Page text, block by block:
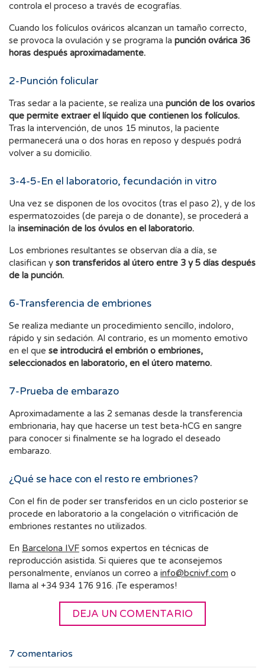
controla el proceso a través de ecografías.
Cuando los folículos ováricos alcanzan un tamaño correcto,
se provoca la ovulación y se programa la punción ovárica 36
horas después aproximadamente.
2-Punción folicular
Tras sedar a la paciente, se realiza una punción de los ovarios
que permite extraer el líquido que contienen los folículos.
Tras la intervención, de unos 15 minutos, la paciente
permanecerá una o dos horas en reposo y después podrá
volver a su domicilio.
3-4-5-En el laboratorio, fecundación in vitro
Una vez se disponen de los ovocitos (tras el paso 2), y de los
espermatozoides (de pareja o de donante), se procederá a
la inseminación de los óvulos en el laboratorio.
Los embriones resultantes se observan día a día, se
clasifican y son transferidos al útero entre 3 y 5 días después
de la punción.
6-Transferencia de embriones
Se realiza mediante un procedimiento sencillo, indoloro,
rápido y sin sedación. Al contrario, es un momento emotivo
en el que se introducirá el embrión o embriones,
seleccionados en laboratorio, en el útero materno.
7-Prueba de embarazo
Aproximadamente a las 2 semanas desde la transferencia
embrionaria, hay que hacerse un test beta-hCG en sangre
para conocer si finalmente se ha logrado el deseado
embarazo.
¿Qué se hace con el resto re embriones?
Con el fin de poder ser transferidos en un ciclo posterior se
procede en laboratorio a la congelación o vitrificación de
embriones restantes no utilizados.
En Barcelona IVF
reproducción asistida. Si quieres que te aconsejemos
personalmente, envíanos un correo a info@bcnivf.com o
llama al +34 934 176 916. ¡Te esperamos!
DEJA UN COMENTARIO
7 comentarios